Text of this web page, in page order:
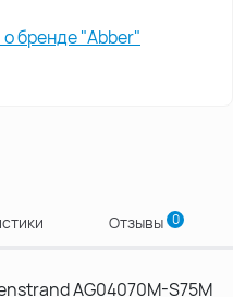
бренде "Abber"
Отзывы 0
AG04070M-S75M